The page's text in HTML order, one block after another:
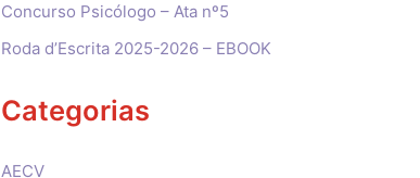
Concurso Psicólogo – Ata nº5
Roda d’Escrita 2025-2026 – EBOOK
Categorias
AECV